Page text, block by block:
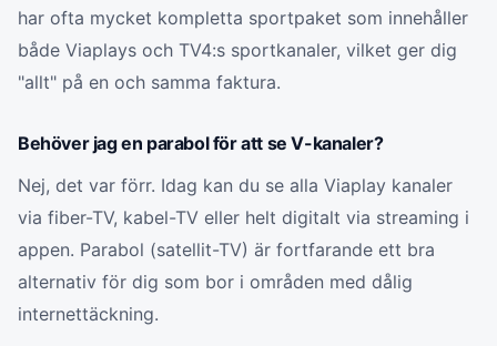
har ofta mycket kompletta sportpaket som innehåller
både Viaplays och TV4:s sportkanaler, vilket ger dig
"allt" på en och samma faktura.
Behöver jag en parabol för att se V-kanaler?
Nej, det var förr. Idag kan du se alla Viaplay kanaler
via fiber-TV, kabel-TV eller helt digitalt via streaming i
appen. Parabol (satellit-TV) är fortfarande ett bra
alternativ för dig som bor i områden med dålig
internettäckning.